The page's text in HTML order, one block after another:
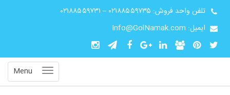
تلفن واحد فروش: ۰۲۱۸۸۵۵۹۷۳۵ – ۰۲۱۸۸۵۵۹۷۳۱
ایمیل: Info@GolNamak.com
Menu